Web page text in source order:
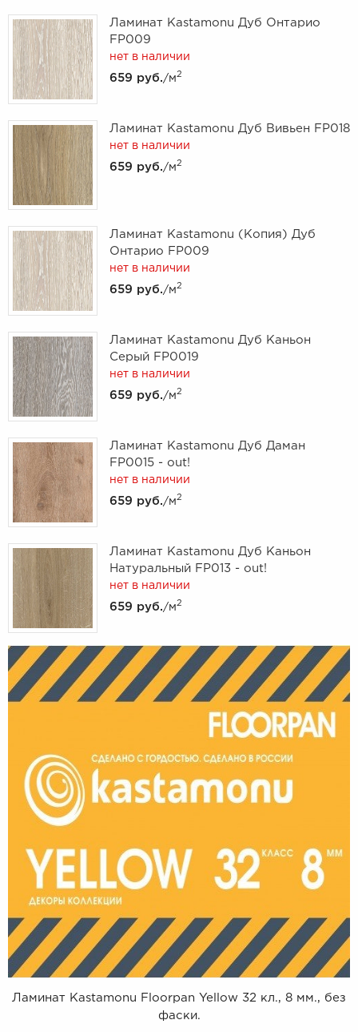
Ламинат Kastamonu Дуб Онтарио
FP009
нет в наличии
659 руб./м2
Ламинат Kastamonu Дуб Вивьен FP018
нет в наличии
659 руб./м2
Ламинат Kastamonu (Копия) Дуб
Онтарио FP009
нет в наличии
659 руб./м2
Ламинат Kastamonu Дуб Каньон
Серый FP0019
нет в наличии
659 руб./м2
Ламинат Kastamonu Дуб Даман
FP0015 - out!
нет в наличии
659 руб./м2
Ламинат Kastamonu Дуб Каньон
Натуральный FP013 - out!
нет в наличии
659 руб./м2
Ламинат Kastamonu Floorpan Yellow 32 кл., 8 мм., без
фаски.